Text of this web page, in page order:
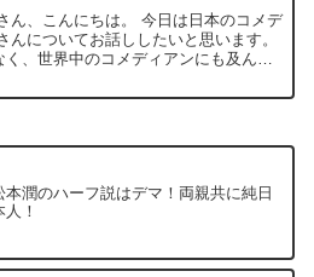
ん、こんにちは。 今日は日本のコメデ
んについてお話ししたいと思います。
、世界中のコメディアンにも及んで
本潤のハーフ説はデマ！両親共に純日
人！